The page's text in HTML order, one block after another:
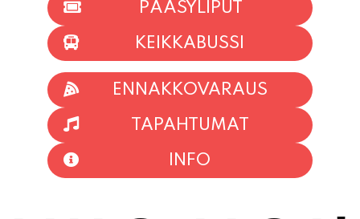
TAPAHTUMAT
INFO
HIIO HOI!